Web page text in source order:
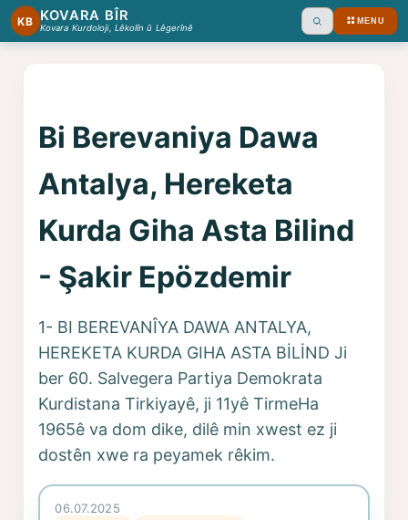
KB KOVARA BÎR
Kovara Kurdoloji, Lêkolîn û Lêgerînê Ara MENU
Bi Berevaniya Dawa
Antalya, Hereketa
Kurda Giha Asta Bilind
- Şakir Epözdemir
1- BI BEREVANÎYA DAWA ANTALYA,
HEREKETA KURDA GIHA ASTA BİLİND Ji
ber 60. Salvegera Partiya Demokrata
Kurdistana Tirkiyayê, ji 11yê TirmeHa
1965ê va dom dike, dilê min xwest ez ji
dostên xwe ra peyamek rêkim.
06.07.2025